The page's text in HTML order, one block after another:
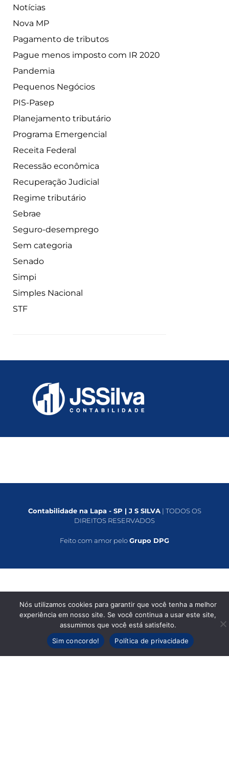
Notícias
Nova MP
Pagamento de tributos
Pague menos imposto com IR 2020
Pandemia
Pequenos Negócios
PIS-Pasep
Planejamento tributário
Programa Emergencial
Receita Federal
Recessão econômica
Recuperação Judicial
Regime tributário
Sebrae
Seguro-desemprego
Sem categoria
Senado
Simpi
Simples Nacional
STF
Contabilidade na Lapa - SP | J S SILVA| TODOS OS
DIREITOS RESERVADOS
Feito com amor peloGrupo DPG
Nós utilizamos cookies para garantir que você tenha a melhor
experiência em nosso site. Se você continua a usar este site,
assumimos que você está satisfeito.
Sim concordo!
Política de privacidade